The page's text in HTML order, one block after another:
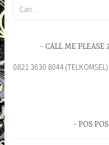
CALL ME PLEASE
0821 3630 8044 (TELKOMSEL)
POS